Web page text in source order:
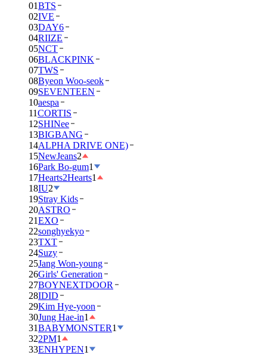
01BTS
02IVE
03DAY6
04RIIZE
05NCT
06BLACKPINK
07TWS
08Byeon Woo-seok
09SEVENTEEN
10aespa
11CORTIS
12SHINee
13BIGBANG
14ALPHA DRIVE ONE)
15NewJeans2
16Park Bo-gum1
17Hearts2Hearts1
18IU2
19Stray Kids
20ASTRO
21EXO
22songhyekyo
23TXT
24Suzy
25Jang Won-young
26Girls' Generation
27BOYNEXTDOOR
28IDID
29Kim Hye-yoon
30Jung Hae-in1
31BABYMONSTER1
322PM1
33ENHYPEN1